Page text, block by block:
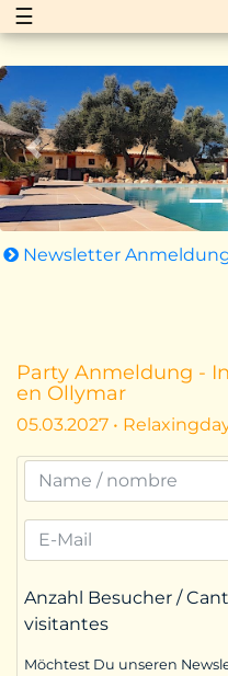
☰
Zurück
Newsletter
Party Anmeldung -
en Ollymar
05.03.2027 •
Anzahl Besucher /
visitantes
Möchtest Du unseren